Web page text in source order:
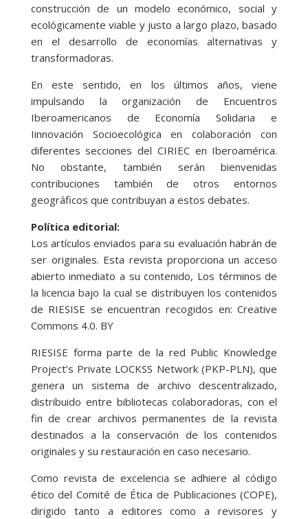
construcción de un modelo económico, social y
ecológicamente viable y justo a largo plazo, basado
en el desarrollo de economías alternativas y
transformadoras.
En este sentido, en los últimos años, viene
impulsando la organización de Encuentros
Iberoamericanos de Economía Solidaria e
Iinnovación Socioecológica en colaboración con
diferentes secciones del CIRIEC en Iberoamérica.
No obstante, también serán bienvenidas
contribuciones también de otros entornos
geográficos que contribuyan a estos debates.
Política editorial:
Los artículos enviados para su evaluación habrán de
ser originales. Esta revista proporciona un acceso
abierto inmediato a su contenido, Los términos de
la licencia bajo la cual se distribuyen los contenidos
de RIESISE se encuentran recogidos en: Creative
Commons 4.0. BY
RIESISE forma parte de la red Public Knowledge
Project’s Private LOCKSS Network (PKP-PLN), que
genera un sistema de archivo descentralizado,
distribuido entre bibliotecas colaboradoras, con el
fin de crear archivos permanentes de la revista
destinados a la conservación de los contenidos
originales y su restauración en caso necesario.
Como revista de excelencia se adhiere al código
ético del Comité de Ética de Publicaciones (COPE),
dirigido tanto a editores como a revisores y